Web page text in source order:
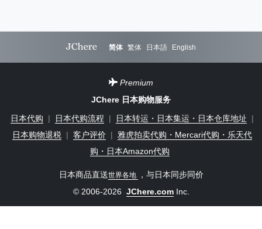
简体 繁体 日本語 English
Premium
JChere 日本购物服务
日本代购
| 日本代购流程 | 日本转运・日本集运・日本仓库地址
|
日本购物退税 | 客户评价 |
雅虎拍卖代购・Mercari代购・乐天代
购・日本Amazon代购
日本商品直送世界各地
，与日本同步同价
© 2006-2026 JChere.comInc.